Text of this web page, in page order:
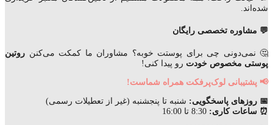
شده‌اند.
💬 مشاوره تخصصی رایگان
🤔 نمی‌دونی چی برای پوستت خوبه؟ مشاوران ما کمکت می‌کنن روتین
پوستی مخصوص خودت رو پیدا کنی!
📢 پشتیبانی لوک‌پرفکت همراه شماست!
📅 روزهای پاسخگویی: شنبه تا پنجشنبه (غیر از تعطیلات رسمی)
⏰ ساعات کاری: